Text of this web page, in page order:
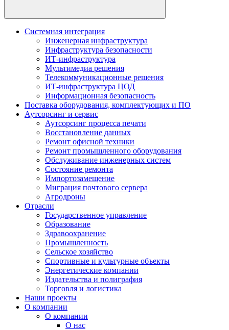
Системная интеграция
Инженерная инфраструктура
Инфраструктура безопасности
ИТ-инфраструктура
Мультимедиа решения
Телекоммуникационные решения
ИТ-инфраструктура ЦОД
Информационная безопасность
Поставка оборудования, комплектующих и ПО
Аутсорсинг и сервис
Аутсорсинг процесса печати
Восстановление данных
Ремонт офисной техники
Ремонт промышленного оборудования
Обслуживание инженерных систем
Состояние ремонта
Импортозамещение
Миграция почтового сервера
Агродроны
Отрасли
Государственное управление
Образование
Здравоохранение
Промышленность
Сельское хозяйство
Спортивные и культурные объекты
Энергетические компании
Издательства и полиграфия
Торговля и логистика
Наши проекты
О компании
О компании
О нас